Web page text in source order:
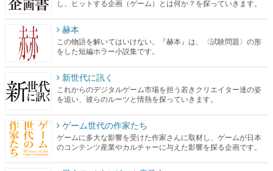
し、ヒットする企画（ゲーム）とは何か？を探っていきます。
赫本
この物語を解いてはいけない。『赫本』は、〈試験問題〉の形
をした短編ホラー小説集です。
新世代に訊く
これからのデジタルゲーム市場を担う若きクリエイター達の姿
を追い、彼らのルーツと情熱を探っていきます。
ゲーム世代の作家たち
ゲームに多大な影響を受けた作家さんに取材し、ゲームが日本
のコンテンツ産業やカルチャーに与えた影響を探る企画です。